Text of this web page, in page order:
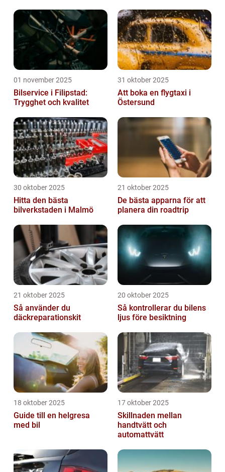
01 november 2025
Bilservice i Filipstad:
Trygghet och kvalitet
31 oktober 2025
Att boka en flygtaxi i
Östersund
30 oktober 2025
Hitta den bästa
bilverkstaden i Malmö
21 oktober 2025
De bästa apparna för att
planera din roadtrip
21 oktober 2025
Så använder du
däckreparationskit
20 oktober 2025
Så kontrollerar du bilens
ljus före besiktning
18 oktober 2025
Guide till en helgresa
med bil
17 oktober 2025
Skillnaden mellan
handtvätt och
automattvätt